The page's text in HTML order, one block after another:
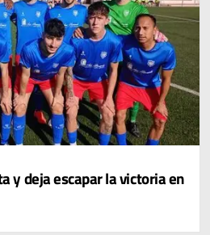
y deja escapar la victoria en